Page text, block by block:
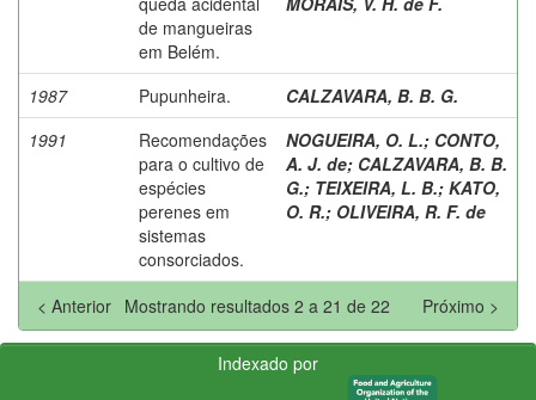
de mangueiras
em Belém.
1987 Pupunheira.
CALZAVARA, B. B. G.
1991
Recomendações
para o cultivo de
espécies
perenes em
sistemas
consorciados.
NOGUEIRA, O. L.; CONTO,
A. J. de; CALZAVARA, B. B.
G.; TEIXEIRA, L. B.; KATO,
O. R.; OLIVEIRA, R. F. de
Mostrando resultados 2 a 21 de 22
< Anterior Próximo >
Indexado por